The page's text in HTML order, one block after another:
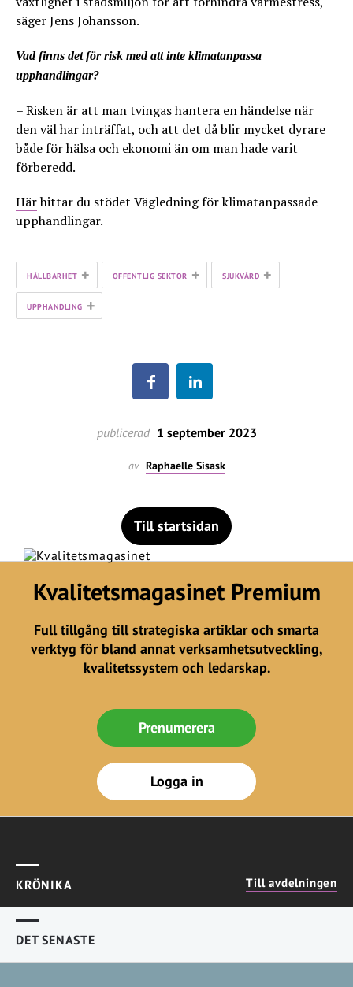
säger Jens Johansson.
Vad finns det för risk med att inte klimatanpassa
upphandlingar?
– Risken är att man tvingas hantera en händelse när
den väl har inträffat, och att det då blir mycket dyrare
både för hälsa och ekonomi än om man hade varit
förberedd.
Härhittar du stödet Vägledning för klimatanpassade
upphandlingar.
HÅLLBARHET + OFFENTLIG SEKTOR + SJUKVÅRD +
UPPHANDLING +
publicerad 1 september 2023
av Raphaelle Sisask
Till startsidan
Kvalitetsmagasinet Premium
Full tillgång till strategiska artiklar och smarta
verktyg för bland annat verksamhetsutveckling,
kvalitetssystem och ledarskap.
Prenumerera
Logga in
KRÖNIKA Till avdelningen
DET SENASTE